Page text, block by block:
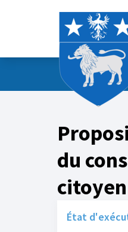
AccueilMenu
/ Vos
du
citoyen
État